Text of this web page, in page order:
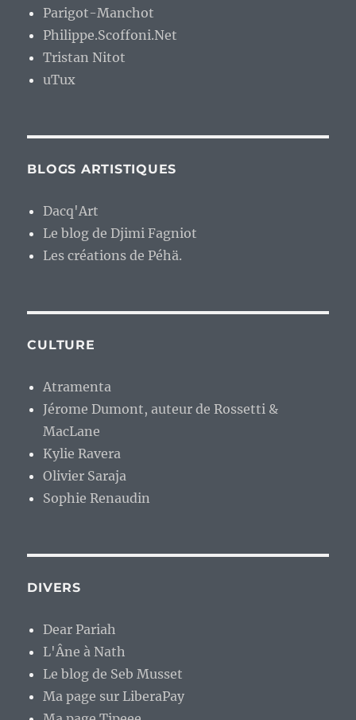
Parigot-Manchot
Philippe.Scoffoni.Net
Tristan Nitot
uTux
BLOGS ARTISTIQUES
Dacq'Art
Le blog de Djimi Fagniot
Les créations de Péhä.
CULTURE
Atramenta
Jérome Dumont, auteur de Rossetti &
MacLane
Kylie Ravera
Olivier Saraja
Sophie Renaudin
DIVERS
Dear Pariah
L'Âne à Nath
Le blog de Seb Musset
Ma page sur LiberaPay